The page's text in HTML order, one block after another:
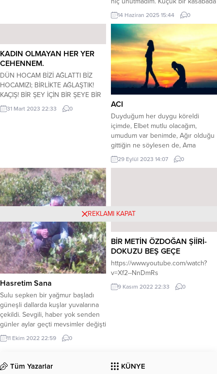
yayımlanmamış 18 yaş üzeri yazar
türlerde kitabı yayımlanmış olmak,
başvurmaya engel değildir.) -Ödüle,
iki...
yaşayan iki lise öğrencisi genç kız,
bir gece aniden ortadan kaybolur.
Kasaba şerifinin başarılı ve zeki kızı
Megan ile asi ve kural tanımaz
Nicole, kumsalda düzenlenen bir
partide görülmüştür en son. Tüm
arama çalışmaları...
14 Haziran 2025 15:44 0
KADIN OLMAYAN HER YER
CEHENNEM.
DÜN HOCAM BİZİ AĞLATTI BİZ
HOCAMIZI; BİRLİKTE AĞLAŞTIK!
KAÇIŞ! BİR ŞEY İÇİN BİR ŞEYE BİR
ŞEYDEN KENDİNDEN KENDİNE Mİ
YOKSA…? BÜYÜK
çiçek açmayacak! Akıl, mantık,
muhakeme ve eleştirel düşünceyle
Barışmayan her inanç...
31 Mart 2023 22:33 0 ACI
Duyduğum her duygu köreldi
içimde, Elbet mutlu olacağım,
umudum var benimde, Ağır olduğu
gittiğin ne söylesen de, Ama
unutma bu acı ikimize de yeter,
elbette, Ayrılmak zor geldi ikimize
29 Eylül 2023 14:07 0
Hasretim Sana
Sulu sepken bir yağmur başladı
güneşli dallarda kuşlar yuvalarına
çekildi. Sevgili, haber yok senden
günler aylar geçti mevsimler değişti
gelmedin Eylül’de yeşerdi asmalar
saklayıp karabüzgülü üzümlerini
yanaklarındır Dağlar yankılanır
11 Ekim 2022 22:59 0
BİR METİN ÖZDOĞAN ŞİİRİ-
DOKUZU BEŞ GEÇE
https://www.youtube.com/watch?
v=Xf2--NnDmRs
9 Kasım 2022 22:33 0
Tüm Yazarlar KÜNYE
REKLAMI KAPAT